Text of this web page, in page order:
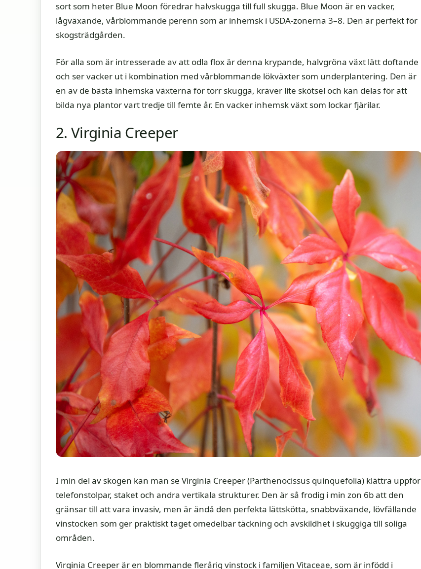
sort som heter Blue Moon föredrar halvskugga till full skugga. Blue Moon är en vacker,
lågväxande, vårblommande perenn som är inhemsk i USDA-zonerna 3–8. Den är perfekt för
skogsträdgården.
För alla som är intresserade av att odla flox är denna krypande, halvgröna växt lätt doftande
och ser vacker ut i kombination med vårblommande lökväxter som underplantering. Den är
en av de bästa inhemska växterna för torr skugga, kräver lite skötsel och kan delas för att
bilda nya plantor vart tredje till femte år. En vacker inhemsk växt som lockar fjärilar.
2. Virginia Creeper
I min del av skogen kan man se Virginia Creeper (Parthenocissus quinquefolia) klättra uppför
telefonstolpar, staket och andra vertikala strukturer. Den är så frodig i min zon 6b att den
gränsar till att vara invasiv, men är ändå den perfekta lättskötta, snabbväxande, lövfällande
vinstocken som ger praktiskt taget omedelbar täckning och avskildhet i skuggiga till soliga
områden.
Virginia Creeper är en blommande flerårig vinstock i familjen Vitaceae, som är infödd i